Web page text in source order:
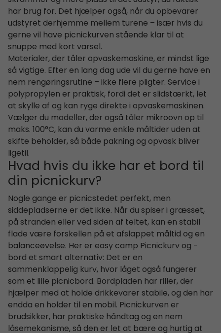
har brug for. Det hjælper også, når du opbevarer
udstyret derhjemme mellem turene – især hvis du
gerne vil have picnickurven stående klar til at
snuppe med kort varsel.
Materialer, der tåler opvaskemaskine, er mindst lige
så vigtige. Efter en lang dag ude vil du gerne have en
nem rengøringsrutine – ikke flere pligter. Service i
polypropylen er praktisk, fordi det er slidstærkt, let
at skylle af og kan ryge direkte i opvaskemaskinen.
Vælger du modeller, der også tåler mikroovn op til
maks. 100°C, kan du varme enkle måltider uden at
skifte beholder, så både pakning og opvask bliver
ligetil.
Hvad hvis du ikke har et bord til
din picnickurv?
Nogle gange er picnicstedet perfekt, men
siddepladserne er det ikke. Når du spiser i græsset,
på stranden eller ved siden af teltet, kan en stabil
flade være forskellen på et afslappet måltid og en
balanceøvelse. Her er easy camp Picnickurv og -
bord et smart alternativ: Det er en
sammenklappelig kurv, hvor låget også fungerer
som et lille picnicbord. Bordpladen har riller, der
hjælper med at holde drikkevarer stabile, og den har
endda en holder til en mobil. Picnickurven er
brudsikker, har praktiske håndtag og en nem
låsemekanisme, så den er let at bære og hurtig at